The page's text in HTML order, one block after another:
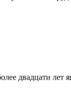
двадцати лет